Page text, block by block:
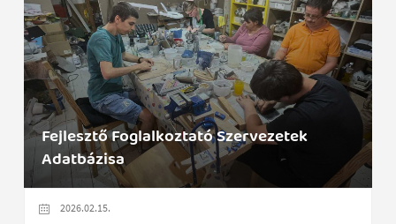
Fejlesztő Foglalkoztató Szervezetek
Adatbázisa
2026.02.15.